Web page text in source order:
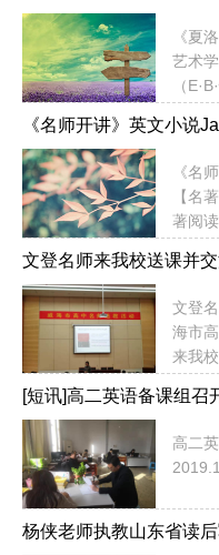
悟，
之；
创新
整本
变革
短、
性、
学生
《夏
艺术
（
《夏
球、
弟》
洛的
行
小猪
腿，
看似渺
《名师开讲》英文小说
《名
【名
著阅
Jane
读】
04【
Eyre
小说
以能
文登名师来我校送课并
文登
海市
来我
师交
[短讯]高二英语备课组召
高二
杨侠老师执教山东省读